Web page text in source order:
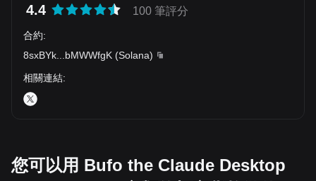
4.4 100 筆評分
合約:
8sxBYk
bMWWfgK (Solana)
相關連結:
您可以用 Bufo the Claude Desktop